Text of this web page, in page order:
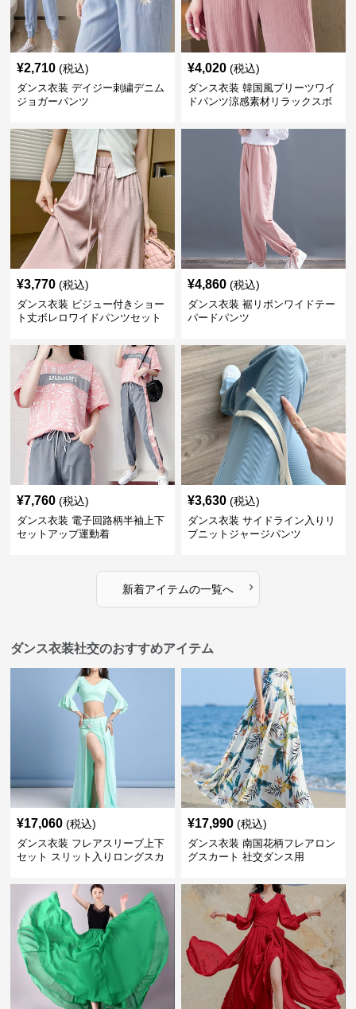
¥2,710 (税込)
ダンス衣装 デイジー刺繍デニム
ジョガーパンツ
¥4,020 (税込)
ダンス衣装 韓国風プリーツワイ
ドパンツ涼感素材リラックスボ
¥3,770 (税込)
ダンス衣装 ビジュー付きショー
ト丈ボレロワイドパンツセット
¥4,860 (税込)
ダンス衣装 裾リボンワイドテー
パードパンツ
¥7,760 (税込)
ダンス衣装 電子回路柄半袖上下
セットアップ運動着
¥3,630 (税込)
ダンス衣装 サイドライン入りリ
ブニットジャージパンツ
新着アイテムの一覧へ ›
ダンス衣装社交のおすすめアイテム
¥17,060 (税込)
ダンス衣装 フレアスリーブ上下
セット スリット入りロングスカ
¥17,990 (税込)
ダンス衣装 南国花柄フレアロン
グスカート 社交ダンス用